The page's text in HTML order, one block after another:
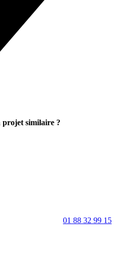
projet similaire ?
01 88 32 99 15